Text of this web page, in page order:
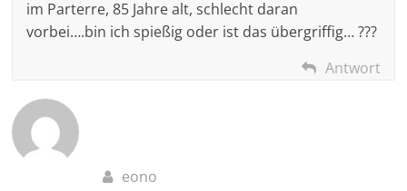
im Parterre, 85 Jahre alt, schlecht daran
vorbei….bin ich spießig oder ist das übergriffig… ???
Antwort
eono